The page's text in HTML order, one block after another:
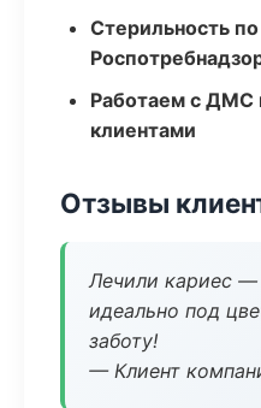
Стерильность
Работаем с ДМС
клиентами
Отзывы
Лечили кариес —
идеально под
заботу!
— Клиент